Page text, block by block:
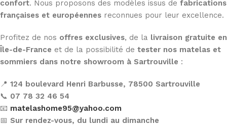
confort. Nous proposons des modèles issus de fabrications
françaises et européennes reconnues pour leur excellence.
Profitez de nos offres exclusives, de la livraison gratuite en
Île-de-France et de la possibilité de tester nos matelas et
sommiers dans notre showroom à Sartrouville :
📍 124 boulevard Henri Barbusse, 78500 Sartrouville
📞 07 78 32 46 54
📧 matelashome95@yahoo.com
📅 Sur rendez-vous, du lundi au dimanche